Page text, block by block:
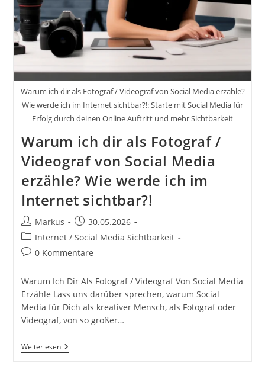
Facebook,
Amazon,
Microsoft.
Wie
Werde
Ich
Internet
Sichtbar?!
Warum ich dir als Fotograf / Videograf von Social Media erzähle?
Wie werde ich im Internet sichtbar?!: Starte mit Social Media für
Erfolg durch deinen Online Auftritt und mehr Sichtbarkeit
Warum ich dir als Fotograf /
Videograf von Social Media
erzähle? Wie werde ich im
Internet sichtbar?!
Beitrags-
Autor:
Markus
Beitrag
veröffentlicht:
30.05.2026
Beitrags-
Kategorie:
Internet / Social Media Sichtbarkeit
Beitrags-
0 Kommentare
Warum Ich Dir Als Fotograf / Videograf Von Social Media
Erzähle Lass uns darüber sprechen, warum Social
Media für Dich als kreativer Mensch, als Fotograf oder
Videograf, von so großer…
WeiterlesenWarum
Ich